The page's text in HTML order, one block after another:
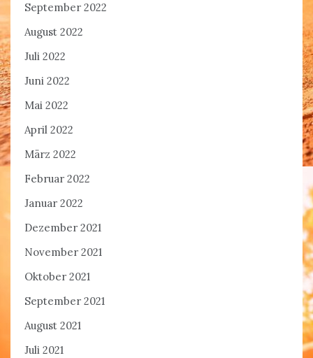
September 2022
August 2022
Juli 2022
Juni 2022
Mai 2022
April 2022
März 2022
Februar 2022
Januar 2022
Dezember 2021
November 2021
Oktober 2021
September 2021
August 2021
Juli 2021